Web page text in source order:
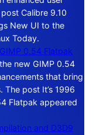
Calibre 9.10
New UI to the
Today.
0.54 Flatpak
new GIMP 0.54
that bring
post It’s 1996
Flatpak appeared
and D3D9